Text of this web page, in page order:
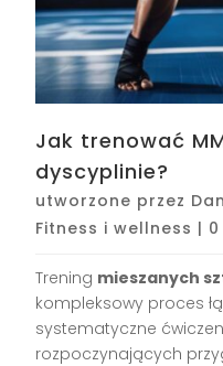
Jak trenować
dyscyplinie?
utworzone przez
Fitness i wellness |
Trening mieszanych
kompleksowy proces
systematyczne
rozpoczynających